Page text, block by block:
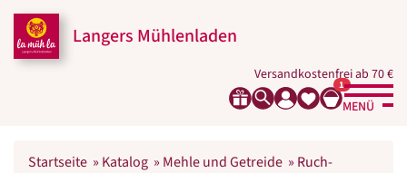
Langers Mühlenladen
Versandkostenfrei ab 70 €
1
MENÜ
Startseite » Katalog » Mehle und Getreide » Ruch-